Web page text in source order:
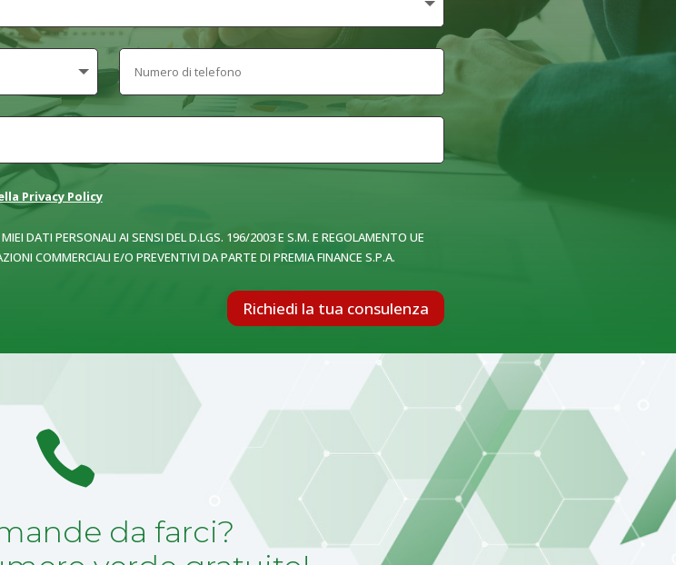
Privacy Policy
DATI PERSONALI AI SENSI DEL D.LGS. 196/2003 E S.M. E REGOLAMENTO UE
COMMERCIALI E/O PREVENTIVI DA PARTE DI PREMIA FINANCE S.P.A.
Richiedi la tua consulenza

da farci?